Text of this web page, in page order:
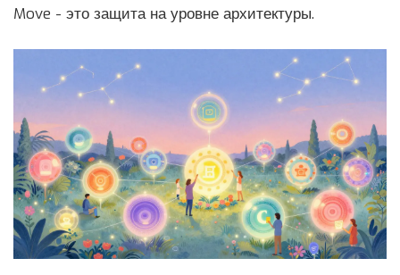
Move - это защита на уровне архитектуры.